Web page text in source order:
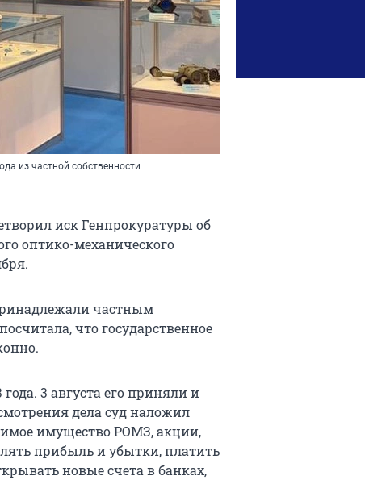
из частной собственности
иск Генпрокуратуры об
оптико-механического
частным
что государственное
3 августа его приняли и
дела суд наложил
имущество РОМЗ, акции,
прибыль и убытки, платить
новые счета в банках,